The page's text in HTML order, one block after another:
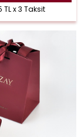
TL x 3 Taksit